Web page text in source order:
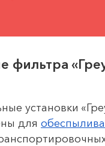
фильтра
установки
для